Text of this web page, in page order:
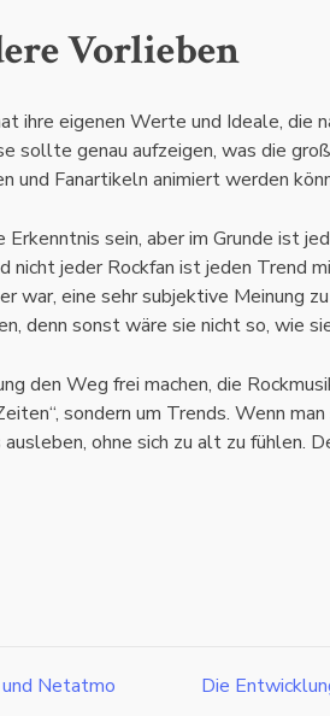
Vorlieben
ihre eigenen Werte und Ideale, die
sollte genau aufzeigen, was die
und Fanartikeln animiert werden
Erkenntnis sein, aber im Grunde ist
jeder Rockfan ist jeden Trend
war, eine sehr subjektive Meinung
denn sonst wäre sie nicht so, wie
den Weg frei machen, die
sondern um Trends. Wenn
ohne sich zu alt zu fühlen.
Netatmo
Die